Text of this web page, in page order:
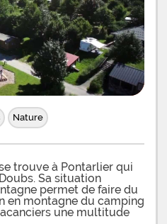
Nature
trouve à Pontarlier qui
Sa situation
permet de faire du
en montagne du camping
une multitude